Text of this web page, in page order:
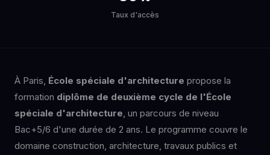
Taux d'accès
À Paris, École spéciale d'architecture propose la
formation diplôme de deuxième cycle de l'École
spéciale d'architecture , un parcours de niveau
Bac+5/6 d'une durée de 2 ans. Le programme couvre le
domaine construction, architecture, travaux publics et